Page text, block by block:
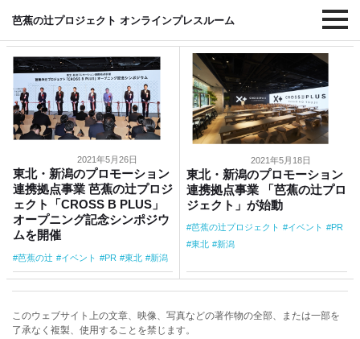
芭蕉の辻プロジェクト オンラインプレスルーム
#イベント
2021年5月26日
東北・新潟のプロモーション
連携拠点事業 芭蕉の辻プロジ
ェクト「CROSS B PLUS」
オープニング記念シンポジウ
ムを開催
芭蕉の辻 イベント PR 東北 新潟
2021年5月18日
東北・新潟のプロモーション
連携拠点事業 「芭蕉の辻プロ
ジェクト」が始動
芭蕉の辻プロジェクト イベント
PR
東北
新潟
このウェブサイト上の文章、映像、写真などの著作物の全部、または一部を
了承なく複製、使用することを禁じます。